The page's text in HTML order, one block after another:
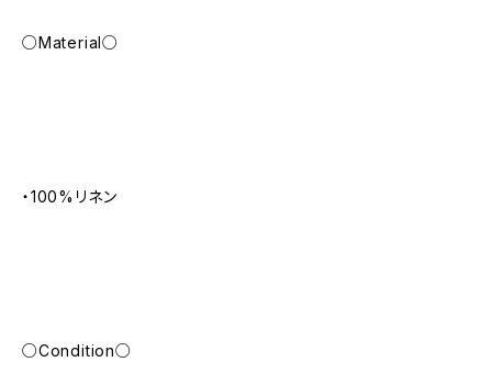
○Material○
・100%リネン
○Condition○